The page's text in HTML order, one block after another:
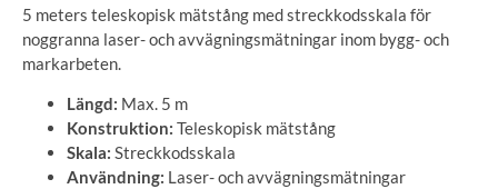
5 meters teleskopisk mätstång med streckkodsskala för
noggranna laser- och avvägningsmätningar inom bygg- och
markarbeten.
Längd: Max. 5 m
Konstruktion: Teleskopisk mätstång
Skala: Streckkodsskala
Användning: Laser- och avvägningsmätningar